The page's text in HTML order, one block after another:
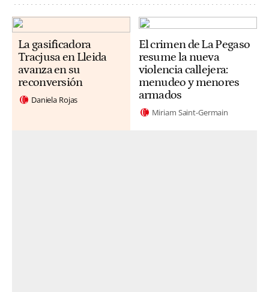
La gasificadora
Tracjusa en Lleida
avanza en su
reconversión
Daniela Rojas
El crimen de La Pegaso
resume la nueva
violencia callejera:
menudeo y menores
armados
Miriam Saint-Germain